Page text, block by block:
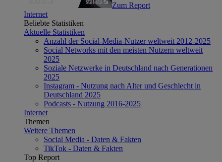
Zum Report
Internet
Beliebte Statistiken
Aktuelle Statistiken
Anzahl der Social-Media-Nutzer weltweit 2012-2025
Social Networks mit den meisten Nutzern weltweit
2025
Soziale Netzwerke in Deutschland nach Generationen
2025
Instagram - Nutzung nach Alter und Geschlecht in
Deutschland 2025
Podcasts - Nutzung 2016-2025
Internet
Themen
Weitere Themen
Social Media - Daten & Fakten
TikTok - Daten & Fakten
Top Report